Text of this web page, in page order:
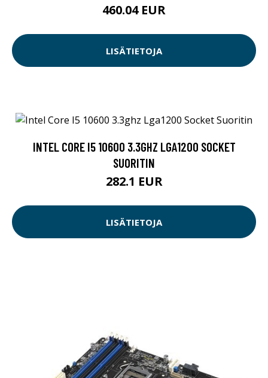
460.04 EUR
LISÄTIETOJA
INTEL CORE I5 10600 3.3GHZ LGA1200 SOCKET
SUORITIN
282.1 EUR
LISÄTIETOJA